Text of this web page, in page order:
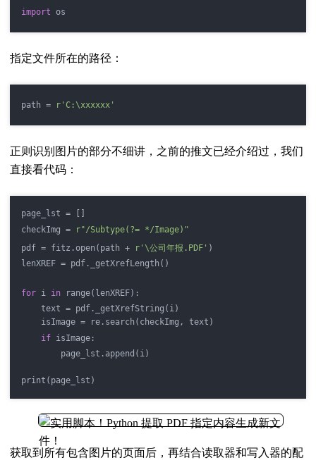
import os
指定文件所在的路径：
path = r'C:\xxxxxx'
正则识别图片的部分不细讲，之前的推文已经介绍过，我们
直接看代码：
page_lst = []
checkImg =
r"/Subtype(?= */Image)"
pdf = fitz.open(path +
r'\公司年报.PDF' )
lenXREF = pdf._getXrefLength()
for i in range(lenXREF):
text = pdf._getXrefString(i)
isImage = re.search(checkImg, text)
if isImage:
page_lst.append(i)
print(page_lst)
获取到所有包含图片的页面后，再结合读取器和写入器的配